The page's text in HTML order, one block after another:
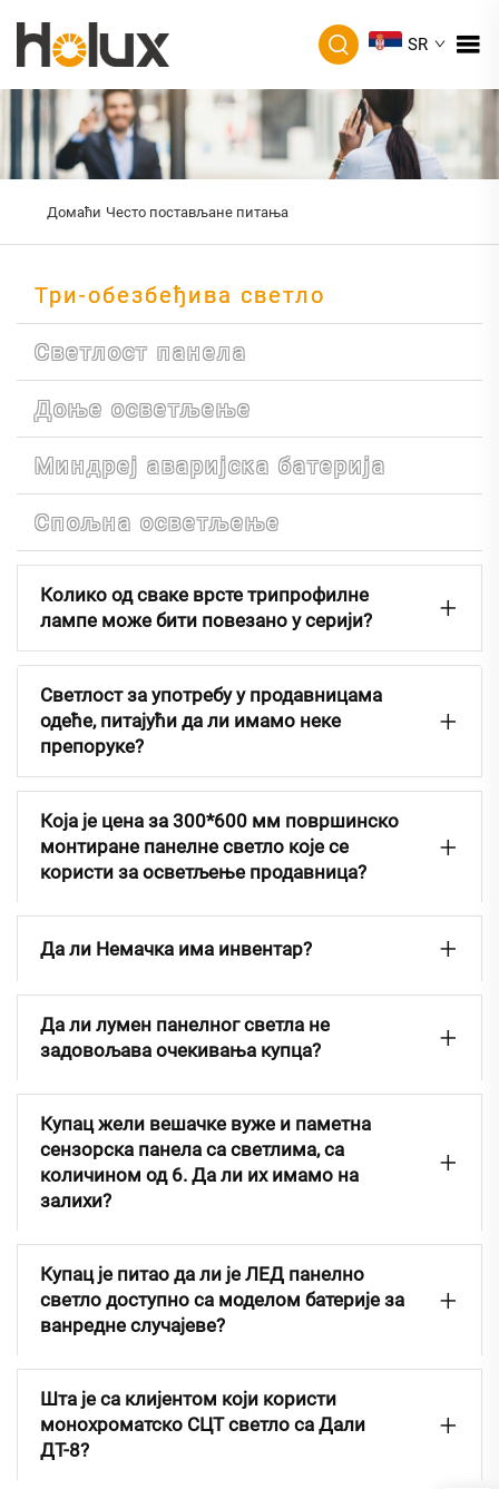
SR
Домаћи Често постављане питања
Три-обезбеђива светло
Светлост панела
Доње осветљење
Миндреј аваријска батерија
Спољна осветљење
Колико од сваке врсте трипрофилне
лампе може бити повезано у серији?
Светлост за употребу у продавницама
одеће, питајући да ли имамо неке
препоруке?
Која је цена за 300*600 мм површинско
монтиране панелне светло које се
користи за осветљење продавница?
Да ли Немачка има инвентар?
Да ли лумен панелног светла не
задовољава очекивања купца?
Купац жели вешачке вуже и паметна
сензорска панела са светлима, са
количином од 6. Да ли их имамо на
залихи?
Купац је питао да ли је ЛЕД панелно
светло доступно са моделом батерије за
ванредне случајеве?
Шта је са клијентом који користи
монохроматско СЦТ светло са Дали
ДТ-8?